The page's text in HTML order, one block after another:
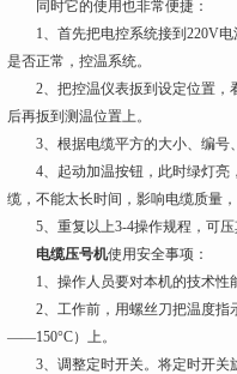
同时它的使用也非常便捷：
1、首先把电控系统接到220V电
是否正常，控温系统。
2、把控温仪表扳到设定位置，
后再扳到测温位置上。
3、根据电缆平方的大小、编号
4、起动加温按钮，此时绿灯亮
缆，不能太长时间，影响电缆质量
5、重复以上3-4操作规程，可压
电缆压号机使用安全事项：
1、操作人员要对本机的技术性
2、工作前，用螺丝刀把温度指
——150°C）上。
3、调整定时开关。将定时开关